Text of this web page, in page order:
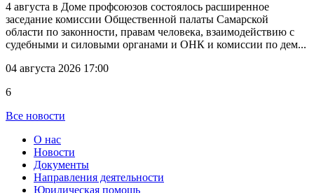
4 августа в Доме профсоюзов состоялось расширенное
заседание комиссии Общественной палаты Самарской
области по законности, правам человека, взаимодействию с
судебными и силовыми органами и ОНК и комиссии по дем...
04 августа 2026 17:00
6
Все новости
О нас
Новости
Документы
Направления деятельности
Юридическая помощь